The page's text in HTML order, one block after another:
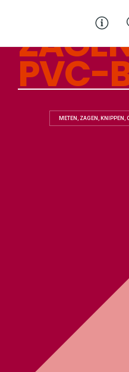
ZAGE
PVC-
METEN, ZAGEN, KNIPPEN,